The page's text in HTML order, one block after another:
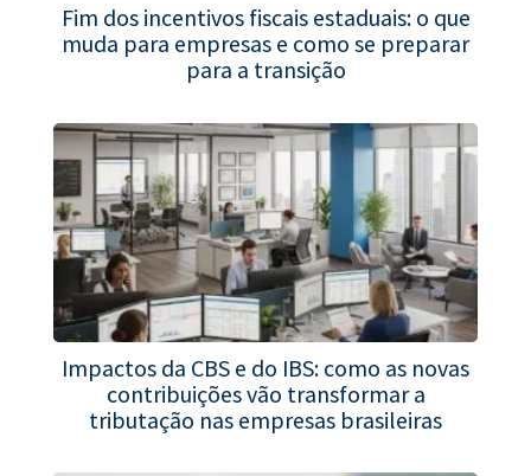
Fim dos incentivos fiscais estaduais: o que
muda para empresas e como se preparar
para a transição
Impactos da CBS e do IBS: como as novas
contribuições vão transformar a
tributação nas empresas brasileiras